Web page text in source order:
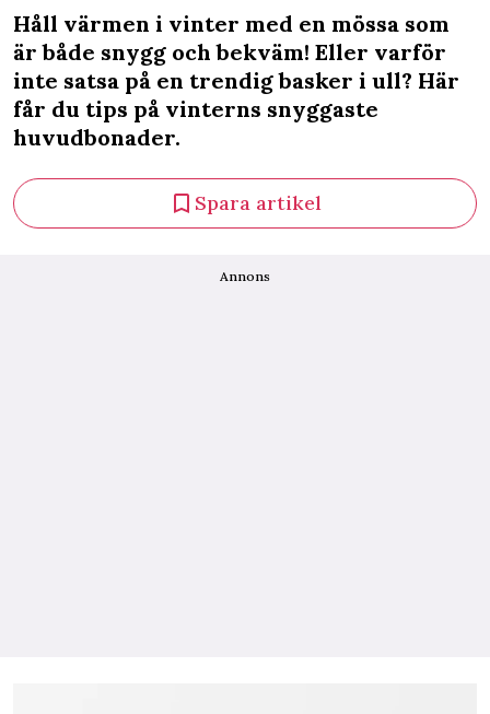
Håll värmen i vinter med en mössa som
är både snygg och bekväm! Eller varför
inte satsa på en trendig basker i ull? Här
får du tips på vinterns snyggaste
huvudbonader.
Spara artikel
Annons